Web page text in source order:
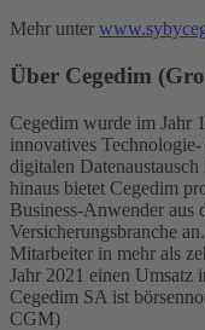
Mehr unter
Über Cegedim
Cegedim wurde im Jahr
innovatives
digitalen
hinaus bietet Cegedim
Business-Anwender aus
Versicherungsbranche
Mitarbeiter in mehr als
Jahr 2021 einen Umsatz
Cegedim SA ist
CGM)